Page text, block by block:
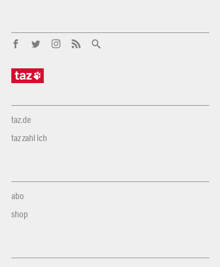
taz.de
taz zahl ich
abo
shop